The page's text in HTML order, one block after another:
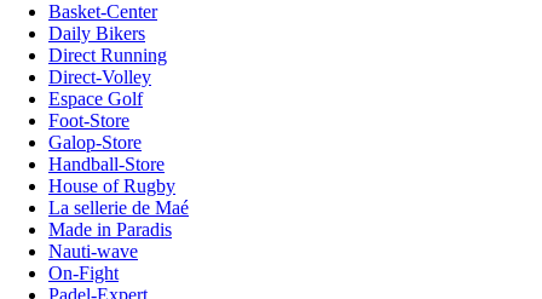
Basket-Center
Daily Bikers
Direct Running
Direct-Volley
Espace Golf
Foot-Store
Galop-Store
Handball-Store
House of Rugby
La sellerie de Maé
Made in Paradis
Nauti-wave
On-Fight